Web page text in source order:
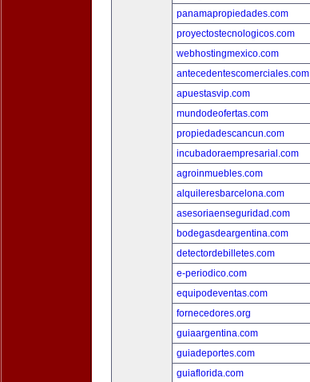
panamapropiedades.com
proyectostecnologicos.com
webhostingmexico.com
antecedentescomerciales.com
apuestasvip.com
mundodeofertas.com
propiedadescancun.com
incubadoraempresarial.com
agroinmuebles.com
alquileresbarcelona.com
asesoriaenseguridad.com
bodegasdeargentina.com
detectordebilletes.com
e-periodico.com
equipodeventas.com
fornecedores.org
guiaargentina.com
guiadeportes.com
guiaflorida.com